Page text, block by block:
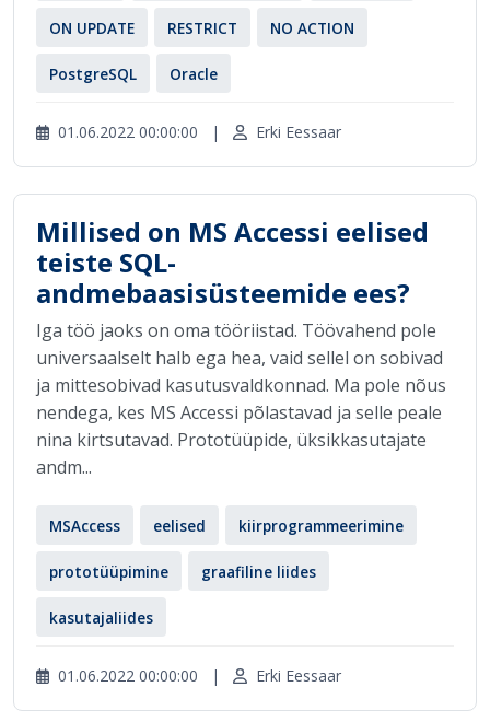
ON UPDATE RESTRICT NO ACTION
PostgreSQL Oracle
01.06.2022 00:00:00 | Erki Eessaar
Millised on MS Accessi eelised
teiste SQL-
andmebaasisüsteemide ees?
Iga töö jaoks on oma tööriistad. Töövahend pole
universaalselt halb ega hea, vaid sellel on sobivad
ja mittesobivad kasutusvaldkonnad. Ma pole nõus
nendega, kes MS Accessi põlastavad ja selle peale
nina kirtsutavad. Prototüüpide, üksikkasutajate
andm...
MSAccess eelised kiirprogrammeerimine
prototüüpimine graafiline liides
kasutajaliides
01.06.2022 00:00:00 | Erki Eessaar